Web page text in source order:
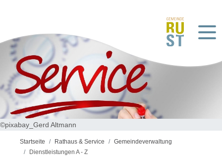
©pixabay_Gerd Altmann
Startseite Rathaus & Service
Gemeindeverwaltung
Dienstleistungen A - Z